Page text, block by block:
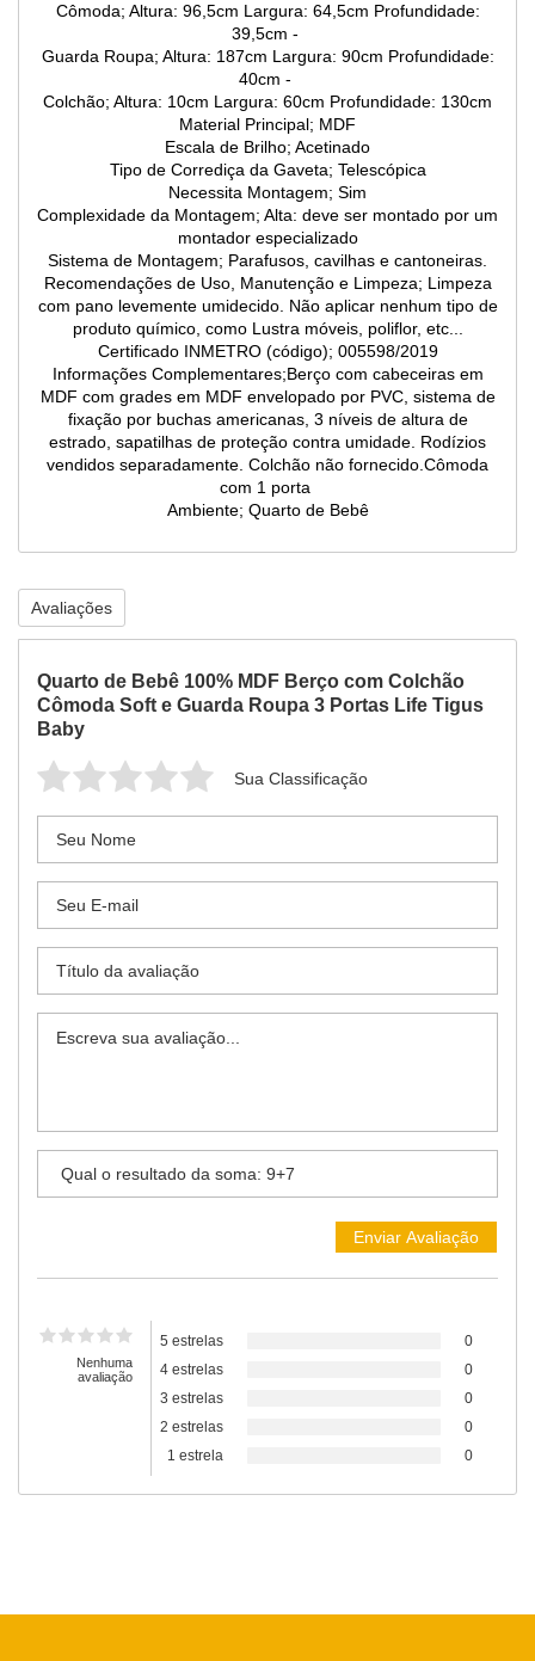
Cômoda; Altura: 96,5cm Largura: 64,5cm Profundidade:
39,5cm -
Guarda Roupa; Altura: 187cm Largura: 90cm Profundidade:
40cm -
Colchão; Altura: 10cm Largura: 60cm Profundidade: 130cm
Material Principal; MDF
Escala de Brilho; Acetinado
Tipo de Corrediça da Gaveta; Telescópica
Necessita Montagem; Sim
Complexidade da Montagem; Alta: deve ser montado por um
montador especializado
Sistema de Montagem; Parafusos, cavilhas e cantoneiras.
Recomendações de Uso, Manutenção e Limpeza; Limpeza
com pano levemente umidecido. Não aplicar nenhum tipo de
produto químico, como Lustra móveis, poliflor, etc...
Certificado INMETRO (código); 005598/2019
Informações Complementares;Berço com cabeceiras em
MDF com grades em MDF envelopado por PVC, sistema de
fixação por buchas americanas, 3 níveis de altura de
estrado, sapatilhas de proteção contra umidade. Rodízios
vendidos separadamente. Colchão não fornecido.Cômoda
com 1 porta
Ambiente; Quarto de Bebê
Avaliações
Quarto de Bebê 100% MDF Berço com Colchão
Cômoda Soft e Guarda Roupa 3 Portas Life Tigus
Baby
Sua Classificação
Nenhuma
avaliação
5 estrelas
0
4 estrelas
0
3 estrelas
0
2 estrelas
0
1 estrela
0